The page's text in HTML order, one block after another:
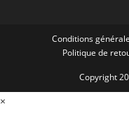
Conditions
Politique de
Copyright
×